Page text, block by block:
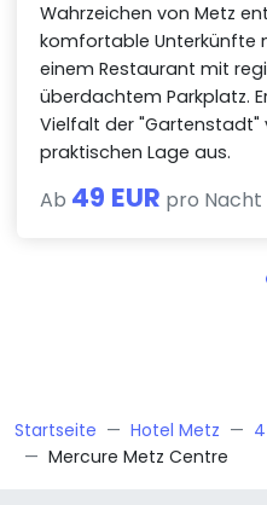
Wahrzeichen von Metz
komfortable Unterkünfte
einem Restaurant mit
überdachtem Parkplatz.
Vielfalt der "Gartenstadt"
praktischen Lage aus.
Ab 49 EUR pro Nacht
Startseite Hotel Metz
Mercure Metz Centre